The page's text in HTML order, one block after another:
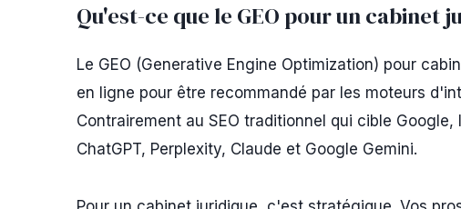
Qu'est-ce que le GEO pour un cabinet
Le GEO (Generative Engine Optimization) pour
en ligne pour être recommandé par les moteurs
Contrairement au SEO traditionnel qui cible
ChatGPT, Perplexity, Claude et Google Gemini.